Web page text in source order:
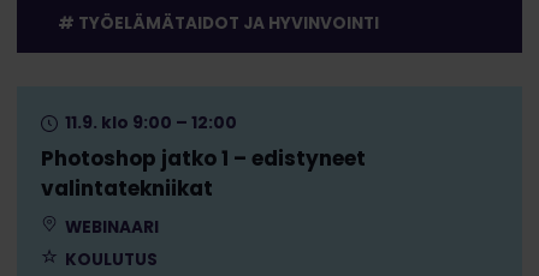
TYÖELÄMÄTAIDOT JA HYVINVOINTI
Photoshop jatko 1 – edistyneet
valintatekniikat
11.9. klo 9:00 – 12:00
WEBINAARI
KOULUTUS